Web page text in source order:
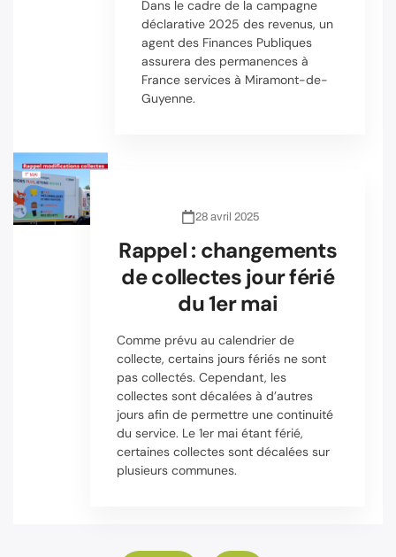
Dans le cadre de la campagne
déclarative 2025 des revenus, un
agent des Finances Publiques
assurera des permanences à
France services à Miramont-de-
Guyenne.
28 avril 2025
Rappel : changements
de collectes jour férié
du 1er mai
Comme prévu au calendrier de
collecte, certains jours fériés ne sont
pas collectés. Cependant, les
collectes sont décalées à d’autres
jours afin de permettre une continuité
du service. Le 1er mai étant férié,
certaines collectes sont décalées sur
plusieurs communes.